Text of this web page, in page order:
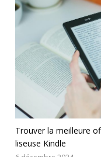
Trouver la meilleure
liseuse Kindle